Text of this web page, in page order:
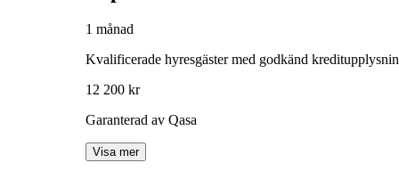
1 månad
Kvalificerade hyresgäster med godkänd
12 200 kr
Garanterad av Qasa
Visa mer